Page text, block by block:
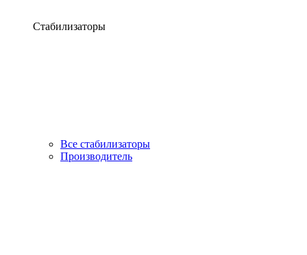
Стабилизаторы
Все стабилизаторы
Производитель